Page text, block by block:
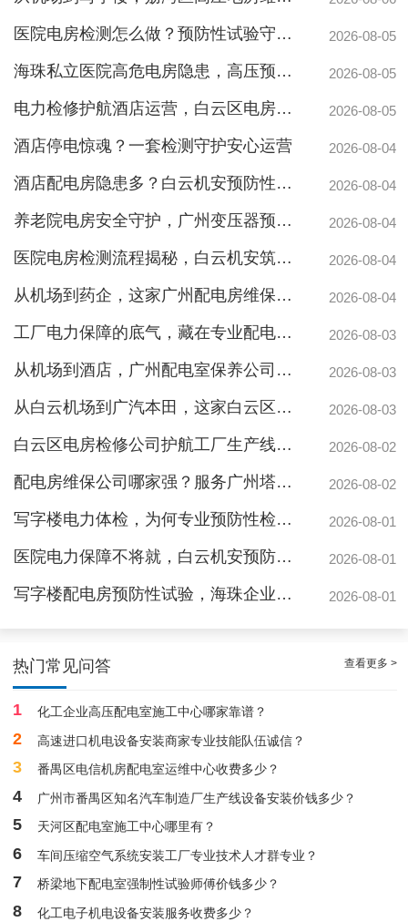
医院电房检测怎么做？预防性试验守护生命线不停摆 2026-08-05
海珠私立医院高危电房隐患，高压预防性试验守护生命线 2026-08-05
电力检修护航酒店运营，白云区电房托管公司实力护航地标建筑 2026-08-05
酒店停电惊魂？一套检测守护安心运营 2026-08-04
酒店配电房隐患多？白云机安预防性检测全解析 2026-08-04
养老院电房安全守护，广州变压器预防性测验护航疏散通道 2026-08-04
医院电房检测流程揭秘，白云机安筑牢生命防线 2026-08-04
从机场到药企，这家广州配电房维保公司凭什么赢得园区信赖 2026-08-04
工厂电力保障的底气，藏在专业配电房维保公司的这些硬实力里 2026-08-03
从机场到酒店，广州配电室保养公司如何守护城市脉搏？ 2026-08-03
从白云机场到广汽本田，这家白云区电房维保公司如何护航制造企业生产线 2026-08-03
白云区电房检修公司护航工厂生产线，地标建筑信赖的电力管家 2026-08-02
配电房维保公司哪家强？服务广州塔与广汽本田的硬实力 2026-08-02
写字楼电力体检，为何专业预防性检测更安心？ 2026-08-01
医院电力保障不将就，白云机安预防性检测守安全 2026-08-01
写字楼配电房预防性试验，海珠企业为何首选白云机安？ 2026-08-01
热门常见问答 查看更多 >
1 化工企业高压配电室施工中心哪家靠谱？
2 高速进口机电设备安装商家专业技能队伍诚信？
3 番禺区电信机房配电室运维中心收费多少？
4 广州市番禺区知名汽车制造厂生产线设备安装价钱多少？
5 天河区配电室施工中心哪里有？
6 车间压缩空气系统安装工厂专业技术人才群专业？
7 桥梁地下配电室强制性试验师傅价钱多少？
8 化工电子机电设备安装服务收费多少？
白云配电房要求检修服务，支持配电房稳定
白云高压配电房年度巡查服务，守护电源系统安全稳定运行
稳定且有力广州配电房巡检服务，减低缺陷状态发生几率
专家的荔湾配电房10kV检查服务，维持市场运作